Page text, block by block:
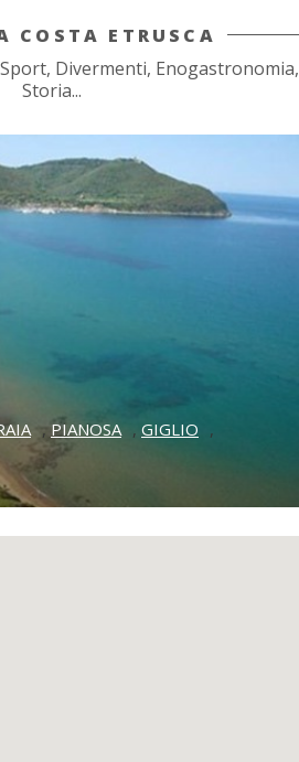
COSTA ETRUSCA
Divermenti, Enogastronomia,
Storia...
, PIANOSA , GIGLIO ,